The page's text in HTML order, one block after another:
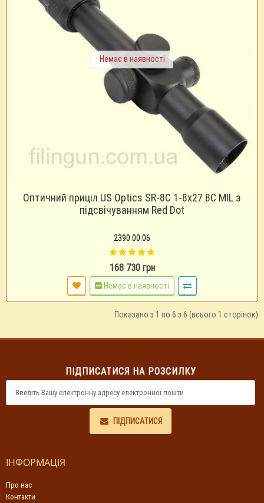
Немає в наявності
Оптичний приціл US Optics SR-8C 1-8x27 8C MIL з
підсвічуванням Red Dot
2390.00.06
168 730 грн
Немає в наявності
Показано з 1 по 6 з 6 (всього 1 сторінок)
ПІДПИСАТИСЯ НА РОЗСИЛКУ
ПІДПИСАТИСЯ
ІНФОРМАЦІЯ
Про нас
Контакти